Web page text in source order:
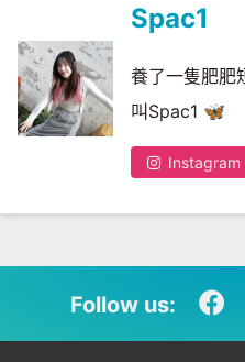
Spac1
養了一隻肥肥
叫Spac1 🦋
Instagram
Follow us: